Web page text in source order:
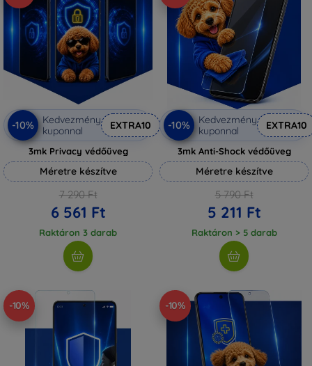
-10%
Kedvezmény
kuponnal
EXTRA10
3mk Privacy védőüveg
Méretre készítve
7 290 Ft
6 561 Ft
Raktáron 3 darab
-10%
Kedvezmény
kuponnal
EXTRA10
3mk Anti-Shock védőüveg
Méretre készítve
5 790 Ft
5 211 Ft
Raktáron > 5 darab
-10% -10%